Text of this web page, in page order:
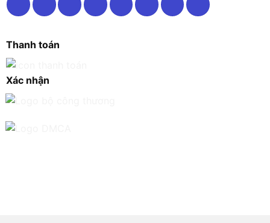
Thanh toán
Xác nhận